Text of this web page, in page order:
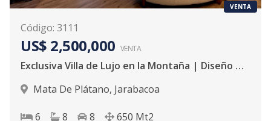
VENTA
Código: 3111
US$ 2,500,000 VENTA
Exclusiva Villa de Lujo en la Montaña | Diseño Moderno, Domótica y Experiencia Tipo Resort
Mata De Plátano, Jarabacoa
6 8 8 650 Mt2